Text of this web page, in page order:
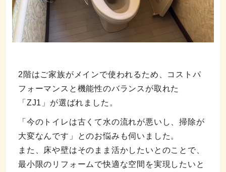
2階はご家族がメインで使われるため、コストパ
フォーマンスと機能性のバランスが取れた
「ZJ1」が選ばれました。
「今のトイレは古くて水の流れが悪いし、掃除が
大変なんです」とのお悩みも伺いました。
また、床や壁はそのまま活かしたいとのことで、
最小限のリフォームで快適な空間を実現したいと